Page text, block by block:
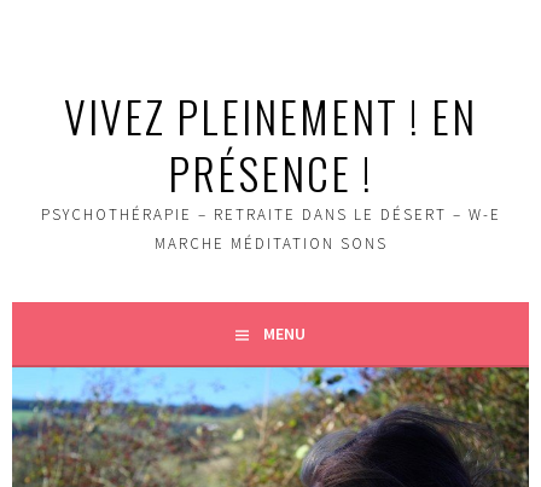
principalVIVEZ PLEINEMENT ! EN
PRÉSENCE !
PSYCHOTHÉRAPIE – RETRAITE DANS LE DÉSERT – W-E
MARCHE MÉDITATION SONS
MENU